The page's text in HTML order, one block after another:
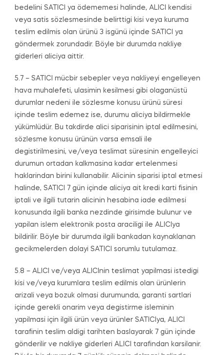
bedelini SATICI ya ödememesi halinde, ALICI kendisi
veya satis sözlesmesinde belirttigi kisi veya kuruma
teslim edilmis olan ürünü 3 isgünü içinde SATICI ya
göndermek zorundadir. Böyle bir durumda nakliye
giderleri aliciya aittir.
5.7 – SATICI mücbir sebepler veya nakliyeyi engelleyen
hava muhalefeti, ulasimin kesilmesi gibi olaganüstü
durumlar nedeni ile sözlesme konusu ürünü süresi
içinde teslim edemez ise, durumu aliciya bildirmekle
yükümlüdür. Bu takdirde alici siparisinin iptal edilmesini,
sözlesme konusu ürünün varsa emsali ile
degistirilmesini, ve/veya teslimat süresinin engelleyici
durumun ortadan kalkmasina kadar ertelenmesi
haklarindan birini kullanabilir. Alicinin siparisi iptal etmesi
halinde, SATICI 7 gün içinde aliciya ait kredi karti fisinin
iptali ve ilgili tutarin alicinin hesabina iade edilmesi
konusunda ilgili banka nezdinde girisimde bulunur ve
yapilan islem elektronik posta araciligi ile ALICIya
bildirilir. Böyle bir durumda ilgili bankadan kaynaklanan
gecikmelerden dolayi SATICI sorumlu tutulamaz.
5.8 – ALICI ve/veya ALICInin teslimat yapilmasi istedigi
kisi ve/veya kurumlara teslim edilmis olan ürünlerin
arizali veya bozuk olmasi durumunda, garanti sartlari
içinde gerekli onarim veya degistirme isleminin
yapilmasi için ilgili ürün veya ürünler SATICIya, ALICI
tarafinin teslim aldigi tarihten baslayarak 7 gün içinde
gönderilir ve nakliye giderleri ALICI tarafindan karsilanir.